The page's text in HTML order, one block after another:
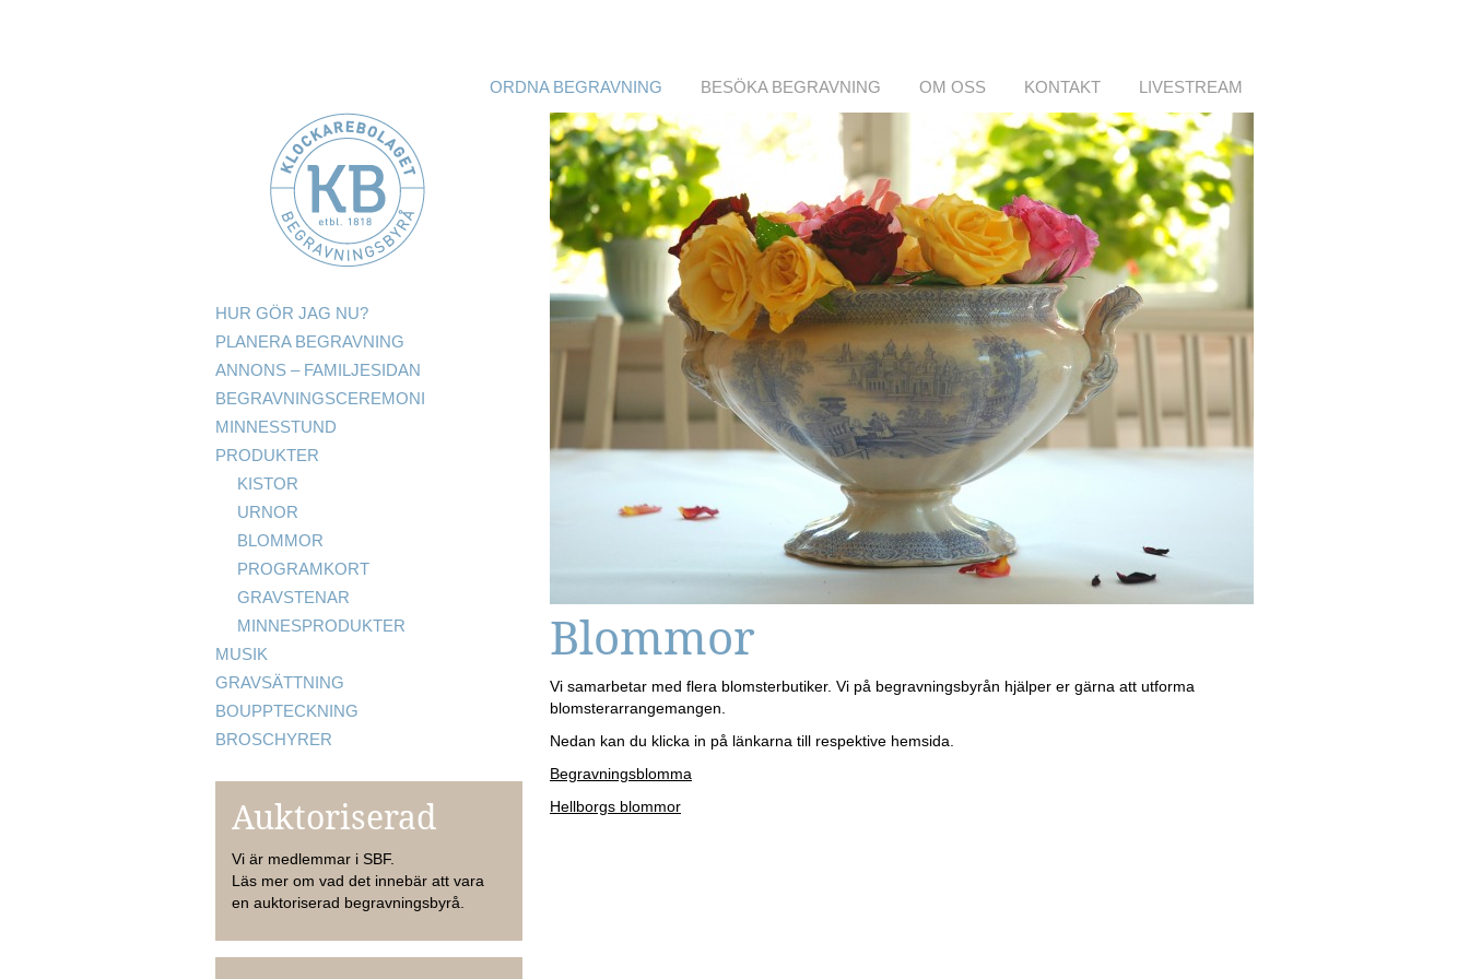
ORDNA BEGRAVNING BESÖKA BEGRAVNING OM OSS KONTAKT LIVESTREAM
Blommor
Vi samarbetar med flera blomsterbutiker. Vi på begravningsbyrån hjälper er gärna att utforma
blomsterarrangemangen.
Nedan kan du klicka in på länkarna till respektive hemsida.
Begravningsblomma
Hellborgs blommor
HUR GÖR JAG NU?
PLANERA BEGRAVNING
ANNONS – FAMILJESIDAN
BEGRAVNINGSCEREMONI
MINNESSTUND
PRODUKTER
KISTOR
URNOR
BLOMMOR
PROGRAMKORT
GRAVSTENAR
MINNESPRODUKTER
MUSIK
GRAVSÄTTNING
BOUPPTECKNING
BROSCHYRER
Auktoriserad
Vi är medlemmar i SBF.
Läs mer om vad det innebär att vara
en auktoriserad begravningsbyrå.